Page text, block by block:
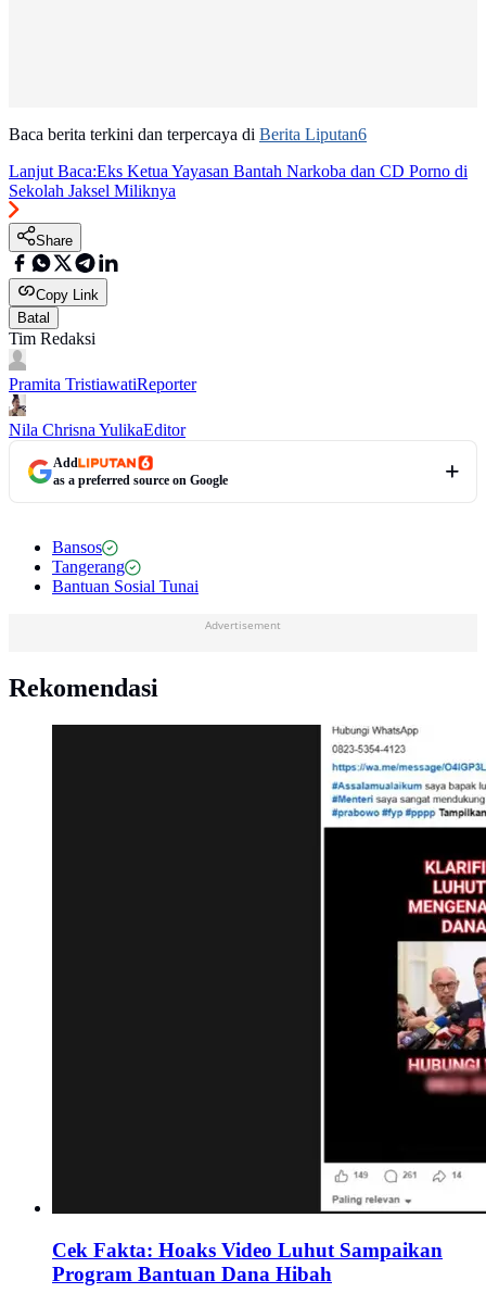
Baca berita terkini dan terpercaya di Berita Liputan6
Lanjut Baca:Eks Ketua Yayasan Bantah Narkoba dan CD Porno di
Sekolah Jaksel Miliknya
Share
Copy Link
Batal
Tim Redaksi
Pramita TristiawatiReporter
Nila Chrisna YulikaEditor
Add
as a preferred source on Google
Bansos
Tangerang
Bantuan Sosial Tunai
Advertisement
Rekomendasi
Cek Fakta: Hoaks Video Luhut Sampaikan
Program Bantuan Dana Hibah